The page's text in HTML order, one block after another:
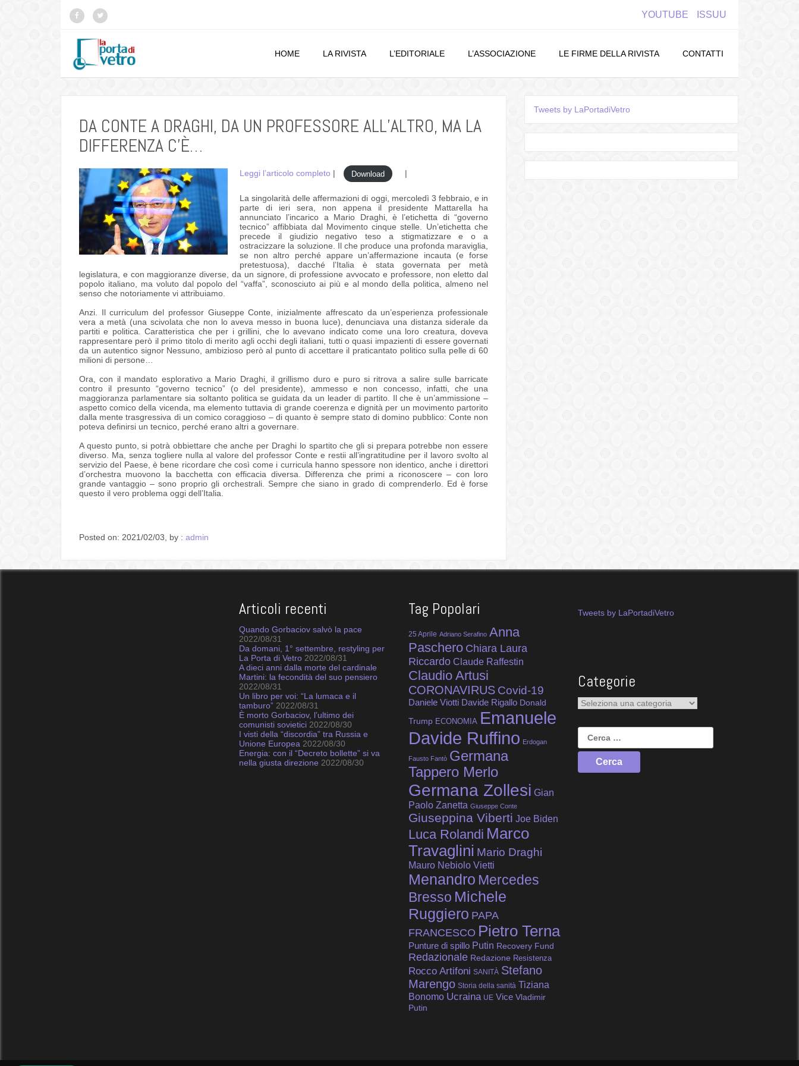
YOUTUBE ISSUU
HOME LA RIVISTA L’EDITORIALE L’ASSOCIAZIONE LE FIRME DELLA RIVISTA CONTATTI
DA CONTE A DRAGHI, DA UN PROFESSORE ALL’ALTRO, MA LA
DIFFERENZA C’È…
Leggi l’articolo completo | Download |
La singolarità delle affermazioni di oggi, mercoledì 3 febbraio, e in
parte di ieri sera, non appena il presidente Mattarella ha
annunciato l’incarico a Mario Draghi, è l’etichetta di “governo
tecnico” affibbiata dal Movimento cinque stelle. Un’etichetta che
precede il giudizio negativo teso a stigmatizzare e o a
ostracizzare la soluzione. Il che produce una profonda maraviglia,
se non altro perché appare un’affermazione incauta (e forse
pretestuosa), dacché l’Italia è stata governata per metà
legislatura, e con maggioranze diverse, da un signore, di professione avvocato e professore, non eletto dal
popolo italiano, ma voluto dal popolo del “vaffa”, sconosciuto ai più e al mondo della politica, almeno nel
senso che notoriamente vi attribuiamo.
Anzi. Il curriculum del professor Giuseppe Conte, inizialmente affrescato da un’esperienza professionale
vera a metà (una scivolata che non lo aveva messo in buona luce), denunciava una distanza siderale da
partiti e politica. Caratteristica che per i grillini, che lo avevano indicato come una loro creatura, doveva
rappresentare però il primo titolo di merito agli occhi degli italiani, tutti o quasi impazienti di essere governati
da un autentico signor Nessuno, ambizioso però al punto di accettare il praticantato politico sulla pelle di 60
milioni di persone…
Ora, con il mandato esplorativo a Mario Draghi, il grillismo duro e puro si ritrova a salire sulle barricate
contro il presunto “governo tecnico” (o del presidente), ammesso e non concesso, infatti, che una
maggioranza parlamentare sia soltanto politica se guidata da un leader di partito. Il che è un’ammissione –
aspetto comico della vicenda, ma elemento tuttavia di grande coerenza e dignità per un movimento partorito
dalla mente trasgressiva di un comico coraggioso – di quanto è sempre stato di domino pubblico: Conte non
poteva definirsi un tecnico, perché erano altri a governare.
A questo punto, si potrà obbiettare che anche per Draghi lo spartito che gli si prepara potrebbe non essere
diverso. Ma, senza togliere nulla al valore del professor Conte e restii all’ingratitudine per il lavoro svolto al
servizio del Paese, è bene ricordare che così come i curricula hanno spessore non identico, anche i direttori
d’orchestra muovono la bacchetta con efficacia diversa. Differenza che primi a riconoscere – con loro
grande vantaggio – sono proprio gli orchestrali. Sempre che siano in grado di comprenderlo. Ed è forse
questo il vero problema oggi dell’Italia.
Posted on: 2021/02/03, by : admin
Tweets by LaPortadiVetro
Articoli recenti
Quando Gorbaciov salvò la pace
2022/08/31
Da domani, 1° settembre, restyling per
La Porta di Vetro 2022/08/31
A dieci anni dalla morte del cardinale
Martini: la fecondità del suo pensiero
2022/08/31
Un libro per voi: “La lumaca e il
tamburo” 2022/08/31
È morto Gorbaciov, l’ultimo dei
comunisti sovietici 2022/08/30
I visti della “discordia” tra Russia e
Unione Europea 2022/08/30
Energia: con il “Decreto bollette” si va
nella giusta direzione 2022/08/30
Tag Popolari
25 Aprile Adriano Serafino Anna
Paschero Chiara Laura
Riccardo Claude Raffestin
Claudio Artusi
CORONAVIRUS Covid-19
Daniele Viotti Davide Rigallo Donald
Trump ECONOMIA Emanuele
Davide Ruffino Erdogan
Fausto Fantò Germana
Tappero Merlo
Germana Zollesi Gian
Paolo Zanetta Giuseppe Conte
Giuseppina Viberti Joe Biden
Luca Rolandi Marco
Travaglini Mario Draghi
Mauro Nebiolo Vietti
Menandro Mercedes
Bresso Michele
Ruggiero PAPA
FRANCESCO Pietro Terna
Punture di spillo Putin Recovery Fund
Redazionale Redazione Resistenza
Rocco Artifoni SANITÀ Stefano
Marengo Storia della sanità Tiziana
Bonomo Ucraina UE Vice Vladimir
Putin
Tweets by LaPortadiVetro
Categorie
Categorie
Ricerca
per: